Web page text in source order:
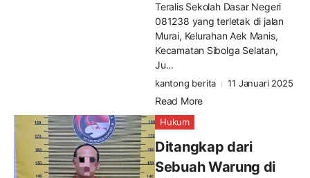
Teralis Sekolah Dasar Negeri
081238 yang terletak di jalan
Murai, Kelurahan Aek Manis,
Kecamatan Sibolga Selatan,
Ju...
kantong berita 11 Januari 2025
Read More
Hukum
Ditangkap dari
Sebuah Warung di